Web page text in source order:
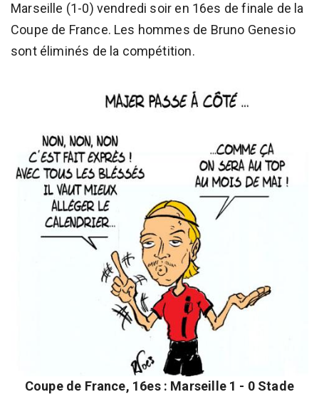
Marseille (1-0) vendredi soir en 16es de finale de la
Coupe de France. Les hommes de Bruno Genesio
sont éliminés de la compétition.
Coupe de France, 16es : Marseille 1 - 0 Stade